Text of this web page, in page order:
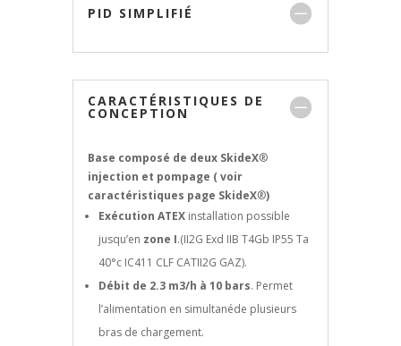
PID SIMPLIFIÉ
CARACTÉRISTIQUES DE
CONCEPTION
Base composé de deux SkideX®
injection et pompage ( voir
caractéristiques page SkideX®)
Exécution ATEX installation possible
jusqu’en zone I.(II2G Exd IIB T4Gb IP55 Ta
40°c IC411 CLF CATII2G GAZ).
Débit de 2.3 m3/h à 10 bars. Permet
l’alimentation en simultanéde plusieurs
bras de chargement.